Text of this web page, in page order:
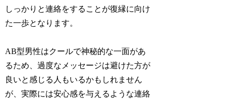
しっかりと連絡をすることが復縁に向け
た一歩となります。
AB型男性はクールで神秘的な一面があ
るため、過度なメッセージは避けた方が
良いと感じる人もいるかもしれません
が、実際には安心感を与えるような連絡